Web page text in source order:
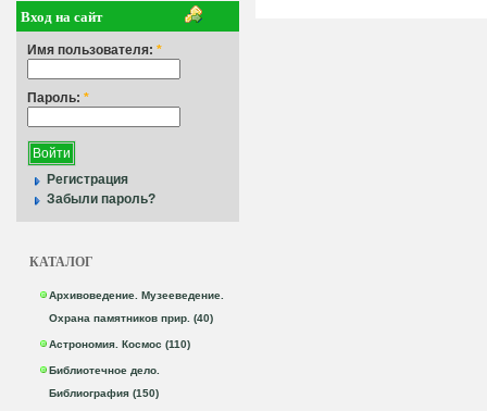
Вход на сайт
Имя пользователя: *
Пароль: *
Регистрация
Забыли пароль?
КАТАЛОГ
Архивоведение. Музееведение.
Охрана памятников прир. (40)
Астрономия. Космос (110)
Библиотечное дело.
Библиография (150)